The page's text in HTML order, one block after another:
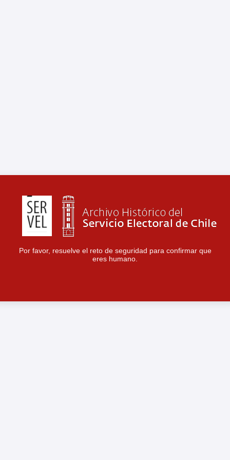
Por favor, resuelve el reto de seguridad para confirmar que
eres humano.